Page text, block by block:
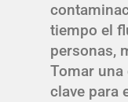
tiempo el
personas,
Tomar
clave para